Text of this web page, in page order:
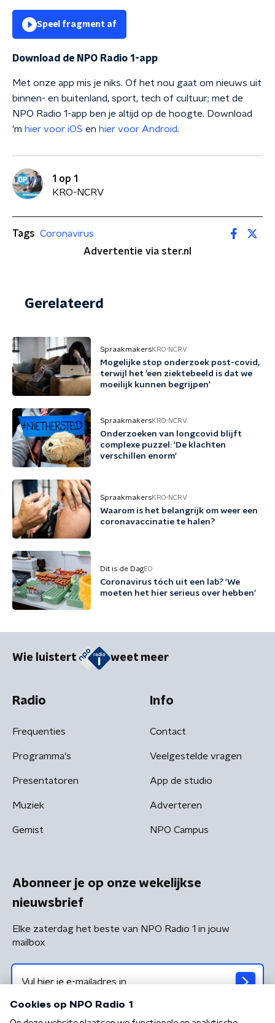
Speel fragment af
Download de NPO Radio 1-app
Met onze app mis je niks. Of het nou gaat om nieuws uit
binnen- en buitenland, sport, tech of cultuur; met de
NPO Radio 1-app ben je altijd op de hoogte. Download
'm hier voor iOS en hier voor Android.
1 op 1
KRO-NCRV
Tags Coronavirus
Advertentie via ster.nl
Gerelateerd
SpraakmakersKRO-NCRV
Mogelijke stop onderzoek post-covid,
terwijl het 'een ziektebeeld is dat we
moeilijk kunnen begrijpen'
SpraakmakersKRO-NCRV
Onderzoeken van longcovid blijft
complexe puzzel: 'De klachten
verschillen enorm'
SpraakmakersKRO-NCRV
Waarom is het belangrijk om weer een
coronavaccinatie te halen?
Dit is de DagEO
Coronavirus tóch uit een lab? 'We
moeten het hier serieus over hebben'
Wie luistert weet meer
Radio
Frequenties
Programma's
Presentatoren
Muziek
Gemist
Info
Contact
Veelgestelde vragen
App de studio
Adverteren
NPO Campus
Abonneer je op onze wekelijkse
nieuwsbrief
Elke zaterdag het beste van NPO Radio 1 in jouw
mailbox